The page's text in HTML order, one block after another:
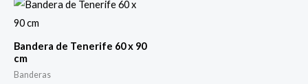
Bandera de Tenerife 60 x 90
cm
Banderas